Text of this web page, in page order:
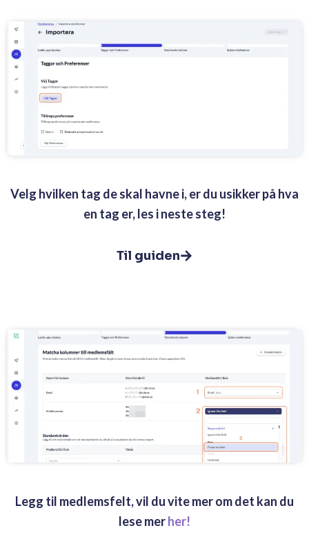
Velg hvilken tag de skal havne i, er du usikker på hva
en tag er, les i neste steg!
Til guiden
Legg til medlemsfelt, vil du vite mer om det kan du
lese merher!